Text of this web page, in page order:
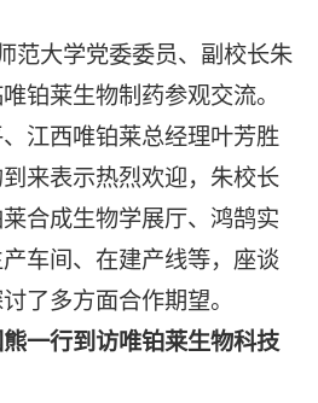
范大学党委委员、副校长朱
铂莱生物制药参观交流。
江西唯铂莱总经理叶芳胜
来表示热烈欢迎，朱校长
合成生物学展厅、鸿鹄实
车间、在建产线等，座谈
了多方面合作期望。
一行到访唯铂莱生物科技